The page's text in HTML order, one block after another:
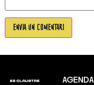
AGENDA